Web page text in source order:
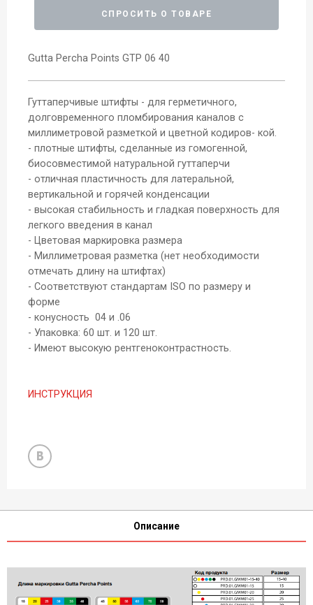
СПРОСИТЬ О ТОВАРЕ
Gutta Percha Points GТР 06 40
Гуттаперчивые штифты - для герметичного,
долговременного пломбирования каналов с
миллиметровой разметкой и цветной кодиров- кой.
- плотные штифты, сделанные из гомогенной,
биосовместимой натуральной гуттаперчи
- отличная пластичность для латеральной,
вертикальной и горячей конденсации
- высокая стабильность и гладкая поверхность для
легкого введения в канал
- Цветовая маркировка размера
- Миллиметровая разметка (нет необходимости
отмечать длину на штифтах)
- Соответствуют стандартам ISO по размеру и
форме
- конусность 04 и .06
- Упаковка: 60 шт. и 120 шт.
- Имеют высокую рентгеноконтрастность.
ИНСТРУКЦИЯ
Описание